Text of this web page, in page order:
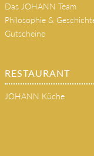
Das JOHANN Team
Philosophie &
Gutscheine
RESTAURANT
JOHANN Küche